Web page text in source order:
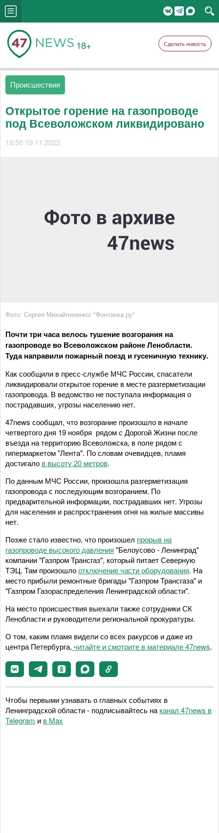
18+ Сделать новость
Происшествия
Открытое горение на газопроводе
под Всеволожском ликвидировано
18:58 19.11.2022
Фото: Сергея Михайличенко/ "Фонтанка.ру"
Почти три часа велось тушение возгорания на
газопроводе во Всеволожском районе Ленобласти.
Туда направили пожарный поезд и гусеничную технику.
Как сообщили в пресс-службе МЧС России, спасатели
ликвидировали открытое горение в месте разгерметизации
газопровода. В ведомство не поступала информация о
пострадавших, угрозы населению нет.
47news сообщал, что возгорание произошло в начале
четвертого дня 19 ноября рядом с Дорогой Жизни после
въезда на территорию Всеволожска, в поле рядом с
гипермаркетом "Лента". По словам очевидцев, пламя
достигало в высоту 20 метров.
По данным МЧС России, произошла разгерметизация
газопровода с последующим возгоранием. По
предварительной информации, пострадавших нет. Угрозы
для населения и распространения огня на жилые массивы
нет.
Позже стало известно, что произошел прорыв на
газопроводе высокого давления "Белоусово - Ленинград"
компании "Газпром Трансгаз", который питает Северную
ТЭЦ. Там произошлоотключение части оборудования. На
место прибыли ремонтные бригады "Газпром Трансгаза" и
"Газпром Газораспределения Ленинградской области".
На место происшествия выехали также сотрудники СК
Ленобласти и руководители региональной прокуратуры.
О том, каким пламя видели со всех ракурсов и даже из
центра Петербурга, читайте и смотрите в материале 47news.
Чтобы первыми узнавать о главных событиях в
Ленинградской области - подписывайтесь на канал 47news в
Telegram и в Maх